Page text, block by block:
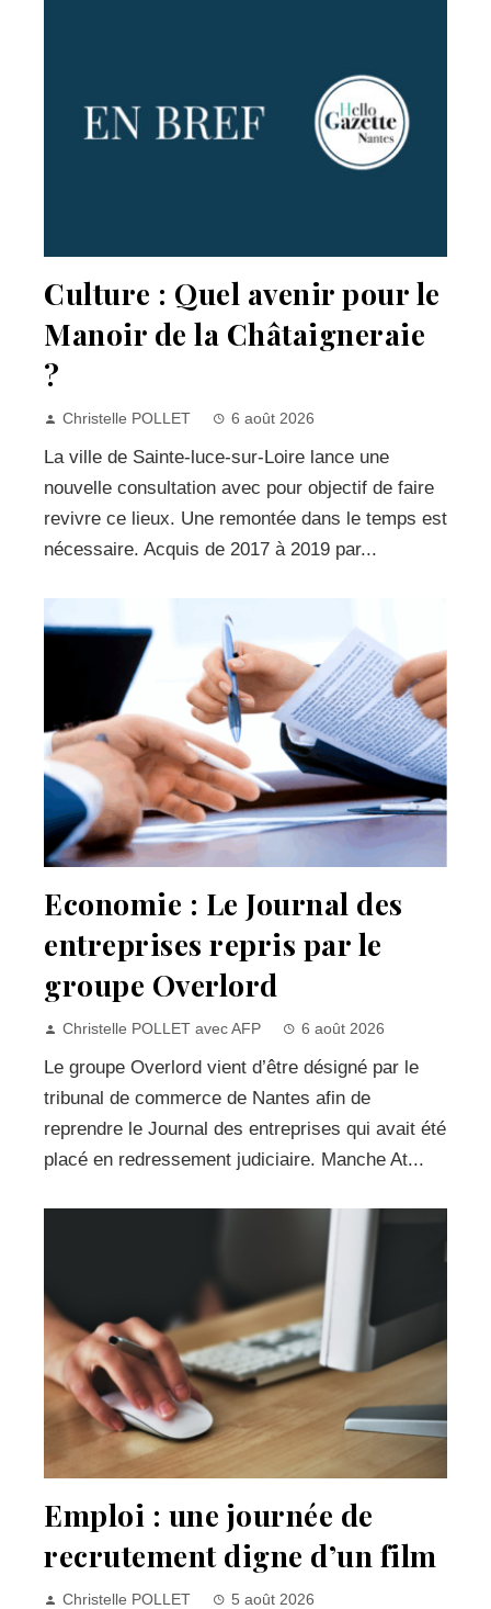
Culture : Quel avenir pour le
Manoir de la Châtaigneraie
?
Christelle POLLET 6 août 2026
La ville de Sainte-luce-sur-Loire lance une
nouvelle consultation avec pour objectif de faire
revivre ce lieux. Une remontée dans le temps est
nécessaire. Acquis de 2017 à 2019 par...
Economie : Le Journal des
entreprises repris par le
groupe Overlord
Christelle POLLET avec AFP 6 août 2026
Le groupe Overlord vient d’être désigné par le
tribunal de commerce de Nantes afin de
reprendre le Journal des entreprises qui avait été
placé en redressement judiciaire. Manche At...
Emploi : une journée de
recrutement digne d’un film
Christelle POLLET 5 août 2026